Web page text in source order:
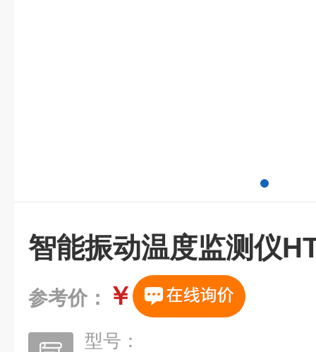
智能振动温度监测仪
参考价： ￥
型号：